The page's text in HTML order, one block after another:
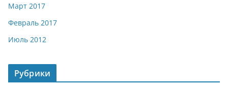
Март 2017
Февраль 2017
Июль 2012
Рубрики